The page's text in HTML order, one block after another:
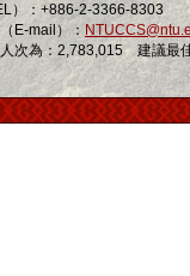
）：+886-2-3366-8303
E-mail）：
次為：2,783,015 建議最